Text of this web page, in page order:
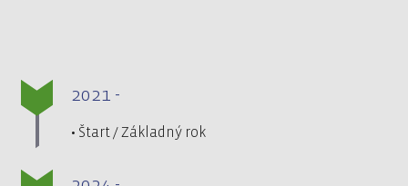
2021 -
• Štart / Základný rok